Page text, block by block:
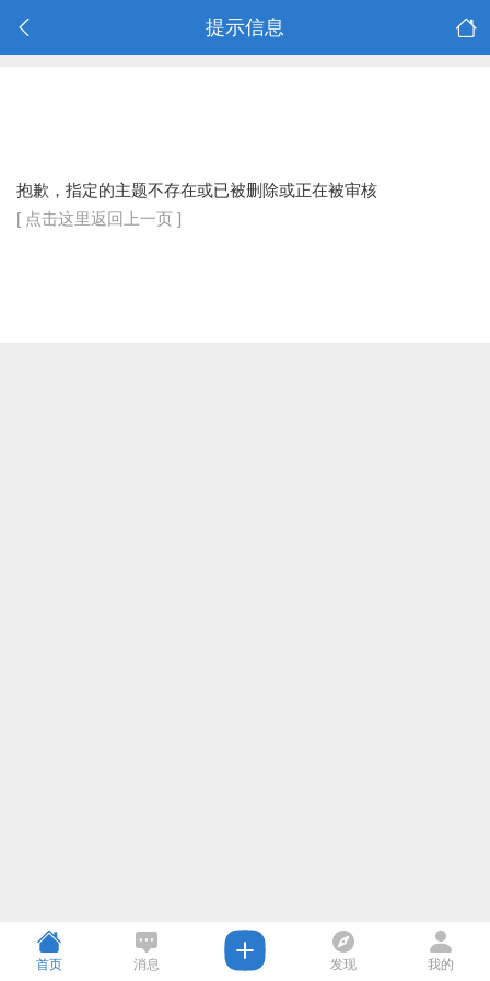
提示信息
抱歉，指定的主题不存在或已被删除或正在被审核
[ 点击这里返回上一页 ]
首页 消息 发现 我的